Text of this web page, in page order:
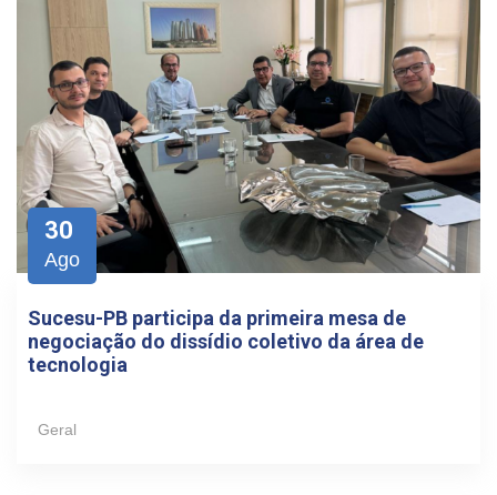
30
Ago
Sucesu-PB participa da primeira mesa de
negociação do dissídio coletivo da área de
tecnologia
Geral